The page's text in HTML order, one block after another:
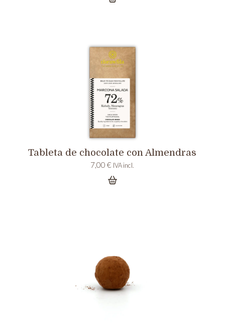
Tableta de chocolate con Almendras
7,00€ IVA incl.